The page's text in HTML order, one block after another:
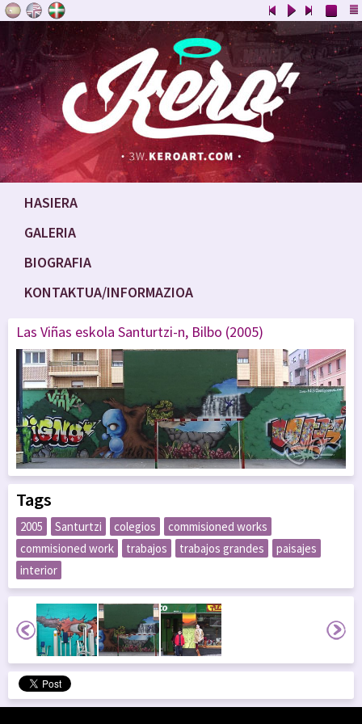
HASIERA
GALERIA
BIOGRAFIA
KONTAKTUA/INFORMAZIOA
Las Viñas eskola Santurtzi-n, Bilbo (2005)
Tags
2005 Santurtzi colegios
commisioned works
commisioned work
trabajos trabajos grandes
paisajes
interior